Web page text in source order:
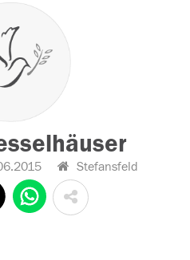
Stefansfeld